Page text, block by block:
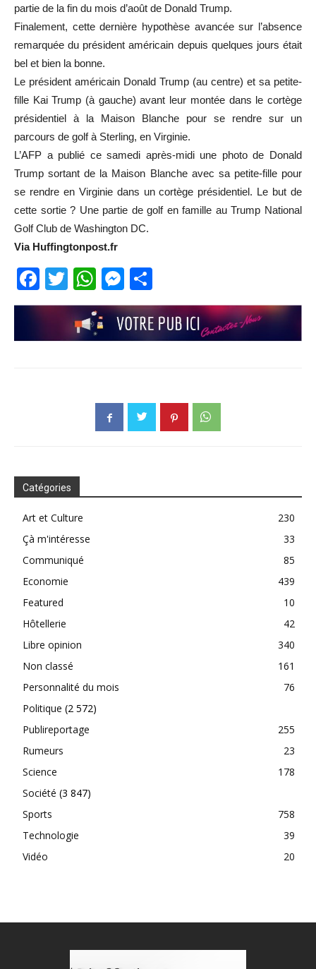
partie de la fin du mois d’août de Donald Trump.
Finalement, cette dernière hypothèse avancée sur l’absence
remarquée du président américain depuis quelques jours était
bel et bien la bonne.
Le président américain Donald Trump (au centre) et sa petite-
fille Kai Trump (à gauche) avant leur montée dans le cortège
présidentiel à la Maison Blanche pour se rendre sur un
parcours de golf à Sterling, en Virginie.
L’AFP a publié ce samedi après-midi une photo de Donald
Trump sortant de la Maison Blanche avec sa petite-fille pour
se rendre en Virginie dans un cortège présidentiel. Le but de
cette sortie ? Une partie de golf en famille au Trump National
Golf Club de Washington DC.
Via Huffingtonpost.fr
Facebook
TwitterWhatsApp
Messenger
Catégories
Art et Culture
230
Çà m'intéresse
33
Communiqué
85
Economie
439
Featured
10
Hôtellerie
42
Libre opinion
340
Non classé
161
Personnalité du mois
76
Politique (2 572)
Publireportage
255
Rumeurs
23
Science
178
Société (3 847)
Sports
758
Technologie
39
Vidéo
20